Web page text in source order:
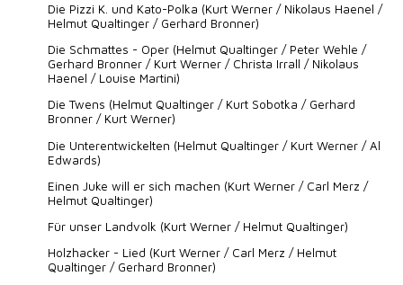
Die Pizzi K. und Kato-Polka (Kurt Werner / Nikolaus Haenel /
Helmut Qualtinger / Gerhard Bronner)
Die Schmattes - Oper (Helmut Qualtinger / Peter Wehle /
Gerhard Bronner / Kurt Werner / Christa Irrall / Nikolaus
Haenel / Louise Martini)
Die Twens (Helmut Qualtinger / Kurt Sobotka / Gerhard
Bronner / Kurt Werner)
Die Unterentwickelten (Helmut Qualtinger / Kurt Werner / Al
Edwards)
Einen Juke will er sich machen (Kurt Werner / Carl Merz /
Helmut Qualtinger)
Für unser Landvolk (Kurt Werner / Helmut Qualtinger)
Holzhacker - Lied (Kurt Werner / Carl Merz / Helmut
Qualtinger / Gerhard Bronner)